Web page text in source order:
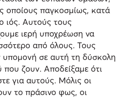
οποίους παγκοσμίως, κατά
ιός. Αυτούς τους
ιερή υποχρέωση να
από όλους. Τους
υπομονή σε αυτή τη δύσκολη
ζουν. Αποδείξαμε ότι
για αυτούς. Μόλις οι
το πράσινο φως, οι